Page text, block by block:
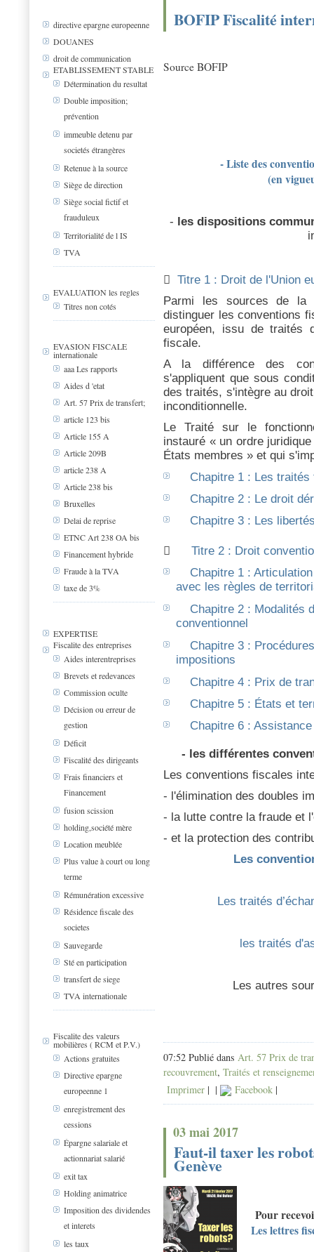
directive epargne europeenne
DOUANES
droit de communication
ETABLISSEMENT STABLE
Détermination du resultat
Double imposition;
prévention
immeuble detenu par
societés étrangères
Retenue à la source
Siège de direction
Siège social fictif et
frauduleux
Territorialité de l IS
TVA
EVALUATION les regles
Titres non cotés
EVASION FISCALE
internationale
aaa Les rapports
Aides d 'etat
Art. 57 Prix de transfert;
article 123 bis
Article 155 A
Article 209B
article 238 A
Article 238 bis
Bruxelles
Delai de reprise
ETNC Art 238 OA bis
Financement hybride
Fraude à la TVA
taxe de 3%
EXPERTISE
Fiscalite des entreprises
Aides interentreprises
Brevets et redevances
Commission oculte
Décision ou erreur de
gestion
Déficit
Fiscalité des dirigeants
Frais financiers et
Financement
fusion scission
holding,société mère
Location meublée
Plus value à court ou long
terme
Rémunération excessive
Résidence fiscale des
societes
Sauvegarde
Sté en participation
transfert de siege
TVA internationale
Fiscalite des valeurs
mobilières ( RCM et P.V.)
Actions gratuites
Directive epargne
europeenne 1
enregistrement des
cessions
Épargne salariale et
actionnariat salarié
exit tax
Holding animatrice
Imposition des dividendes
et interets
les taux
BOFIP Fiscalité
Source BOFIP
- Liste des
(en
- les dispositions
 Titre 1 : Droit de l'Union
Parmi les sources de
distinguer les conventions
européen, issu de traités
fiscale.
A la différence des
s'appliquent que sous
des traités, s'intègre au
inconditionnelle.
Le Traité sur le
instauré « un ordre
États membres » et qui
Chapitre 1 : Les traités
Chapitre 2 : Le droit
Chapitre 3 : Les

Titre 2 : Droit
Chapitre 1 :
avec les règles de
Chapitre 2 : Modalités
conventionnel
Chapitre 3 :
impositions
Chapitre 4 : Prix de
Chapitre 5 : États et
Chapitre 6 :
- les différentes
Les conventions fiscales
- l'élimination des doubles
- la lutte contre la fraude et
- et la protection des
Les
Les traités
les traités
Les autres
07:52 Publié dans Art. 57 Prix de
recouvrement, Traités et
Imprimer | | Facebook |
03 mai 2017
Faut-il taxer les
Genève
Pour
Les lettres